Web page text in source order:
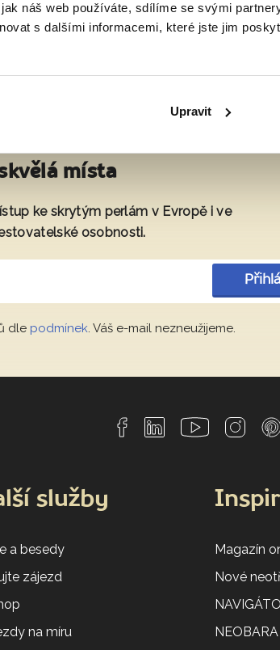
náš web používáte, sdílíme se svými
s dalšími informacemi, které jste jim
Upravit
místa
ke skrytým perlám v Evropě i ve
osobnosti.
dle podmínek. Váš e-mail nezneužijeme.
služby
a besedy
zájezd
na míru
Magazín
Nové